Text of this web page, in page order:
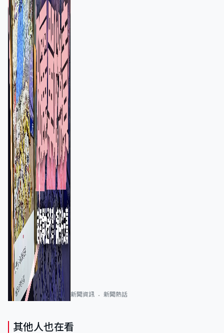
新聞資訊 新聞熱話
其他人也在看